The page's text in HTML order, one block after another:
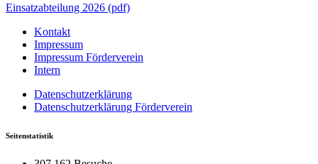
Einsatzabteilung 2026 (pdf)
Kontakt
Impressum
Impressum Förderverein
Intern
Datenschutzerklärung
Datenschutzerklärung Förderverein
Seitenstatistik